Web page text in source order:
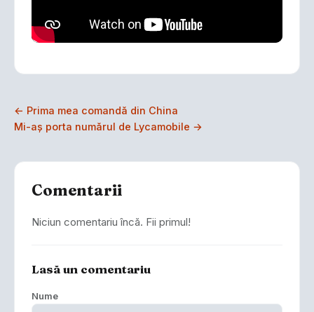
← Prima mea comandă din China
Mi-aş porta numărul de Lycamobile →
Comentarii
Niciun comentariu încă. Fii primul!
Lasă un comentariu
Nume